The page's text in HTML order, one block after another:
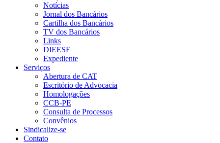
Notícias
Jornal dos Bancários
Cartilha dos Bancários
TV dos Bancários
Links
DIEESE
Expediente
Serviços
Abertura de CAT
Escritório de Advocacia
Homologações
CCB-PE
Consulta de Processos
Convênios
Sindicalize-se
Contato